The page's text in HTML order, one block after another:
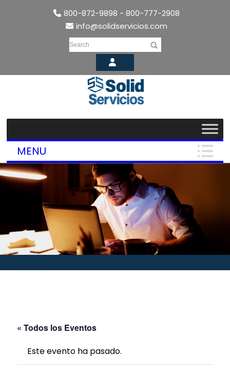
800-872-9898 - 800-777-2908
info@solidservicios.com
Search
MENU
« Todos los Eventos
Este evento ha pasado.